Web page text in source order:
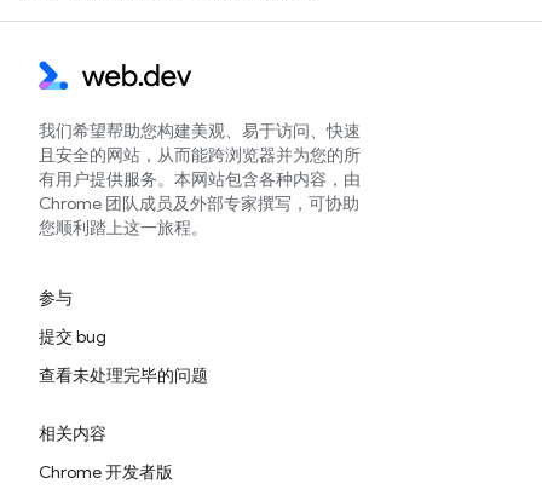
我们希望帮助您构建美观、易于访问、快速
且安全的网站，从而能跨浏览器并为您的所
有用户提供服务。本网站包含各种内容，由
Chrome 团队成员及外部专家撰写，可协助
您顺利踏上这一旅程。
参与
提交 bug
查看未处理完毕的问题
相关内容
Chrome 开发者版